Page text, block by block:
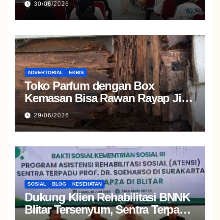
Kesehatan Gratis bagi
Masyarakat
30/06/2026
ADVERTORIAL EKBIS
Toko Parfum dengan Box
Kemasan Bisa Rawan Rayap Jika
Area Penyimpanan Lembap
29/06/2026
SOSIAL BLOG KESEHATAN
Dukung Klien Rehabilitasi BNNK
Blitar Tersenyum, Sentra Terpadu